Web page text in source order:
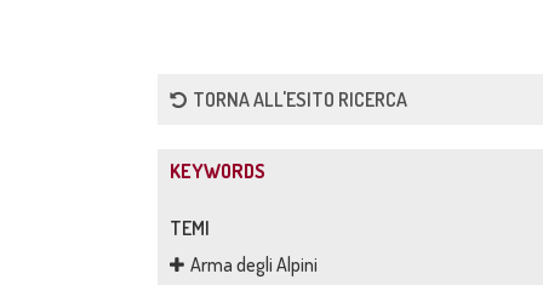
TORNA ALL'ESITO RICERCA
KEYWORDS
TEMI
Arma degli Alpini